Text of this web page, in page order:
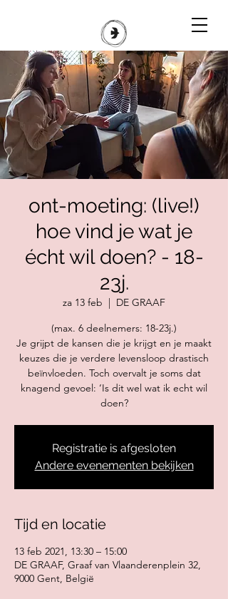
ont-moeting: (live!)
hoe vind je wat je
écht wil doen? - 18-
23j.
za 13 feb
  |
DE GRAAF
(max. 6 deelnemers: 18-23j.)
Je grijpt de kansen die je krijgt en je maakt
keuzes die je verdere levensloop drastisch
beïnvloeden. Toch overvalt je soms dat
knagend gevoel: ‘Is dit wel wat ik echt wil
doen?
Registratie is afgesloten
Andere evenementen bekijken
Tijd en locatie
13 feb 2021, 13:30 – 15:00
DE GRAAF, Graaf van Vlaanderenplein 32,
9000 Gent, België